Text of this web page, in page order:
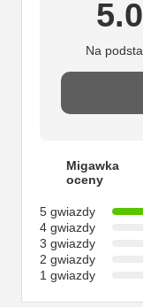
5.0
Na
Migawka
oceny
5 gwiazdy
4 gwiazdy
3 gwiazdy
2 gwiazdy
1 gwiazdy